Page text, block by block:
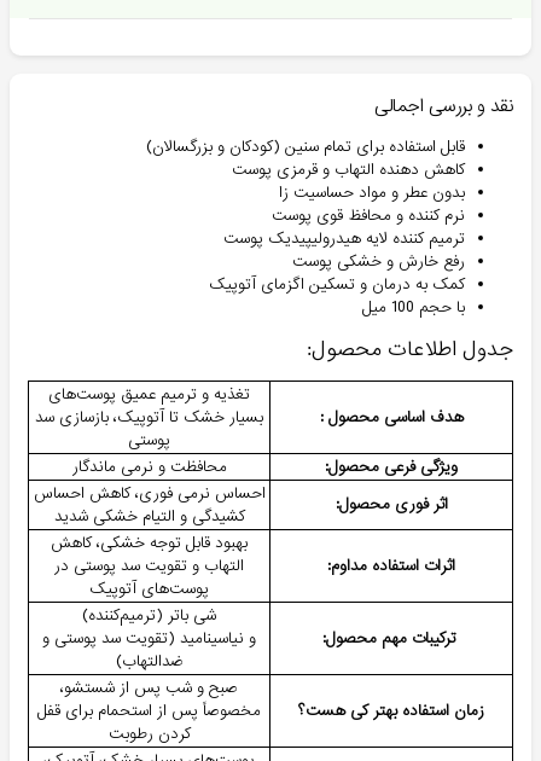
نقد و بررسی اجمالی
قابل استفاده برای تمام سنین (کودکان و بزرگسالان)
کاهش دهنده التهاب و قرمزی پوست
بدون عطر و مواد حساسیت زا
نرم کننده و محافظ قوی پوست
ترمیم کننده لایه هیدرولیپیدیک پوست
رفع خارش و خشکی پوست
کمک به درمان و تسکین اگزمای آتوپیک
با حجم 100 میل
جدول اطلاعات محصول:
هدف اساسی محصول :
تغذیه و ترمیم عمیق پوست‌های
بسیار خشک تا آتوپیک، بازسازی سد
پوستی
ویژگی فرعی محصول:
محافظت و نرمی ماندگار
اثر فوری محصول:
احساس نرمی فوری، کاهش احساس
کشیدگی و التیام خشکی شدید
اثرات استفاده مداوم:
بهبود قابل توجه خشکی، کاهش
التهاب و تقویت سد پوستی در
پوست‌های آتوپیک
ترکیبات مهم محصول:
شی باتر (ترمیم‌کننده)
و نیاسینامید (تقویت سد پوستی و
ضدالتهاب)
زمان استفاده بهتر کی هست؟
صبح و شب پس از شستشو،
مخصوصاً پس از استحمام برای قفل
کردن رطوبت